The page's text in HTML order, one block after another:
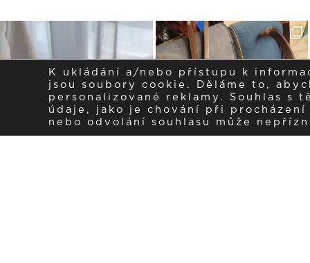
K ukládání a/nebo přístupu k
jsou soubory cookie. Děláme to,
personalizované reklamy. Souhlas s
údaje, jako je chování při
nebo odvolání souhlasu může